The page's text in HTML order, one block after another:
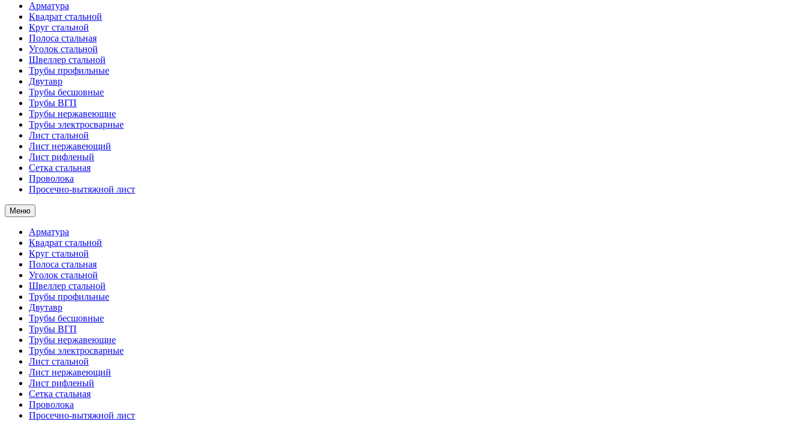
Арматура
Квадрат стальной
Круг стальной
Полоса стальная
Уголок стальной
Швеллер стальной
Трубы профильные
Двутавр
Трубы бесшовные
Трубы ВГП
Трубы нержавеющие
Трубы электросварные
Лист стальной
Лист нержавеющий
Лист рифленый
Сетка стальная
Проволока
Просечно-вытяжной лист
Меню
Арматура
Квадрат стальной
Круг стальной
Полоса стальная
Уголок стальной
Швеллер стальной
Трубы профильные
Двутавр
Трубы бесшовные
Трубы ВГП
Трубы нержавеющие
Трубы электросварные
Лист стальной
Лист нержавеющий
Лист рифленый
Сетка стальная
Проволока
Просечно-вытяжной лист